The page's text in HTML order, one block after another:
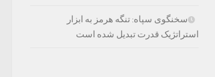
سخنگوی سپاه: تنگه هرمز به ابزار
استراتژیک قدرت تبدیل شده است